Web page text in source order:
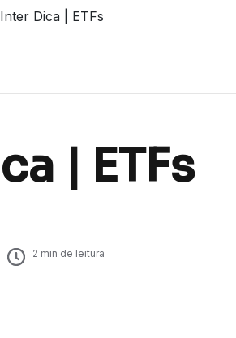
Inter Dica | ETFs
| ETFs
2 min de leitura